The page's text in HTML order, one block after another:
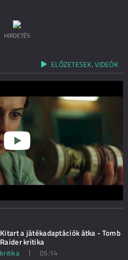
HIRDETÉS
ELŐZETESEK, VIDEÓK
Kitart a játékadaptációk átka - Tomb
Raider kritika
kritika 05:14